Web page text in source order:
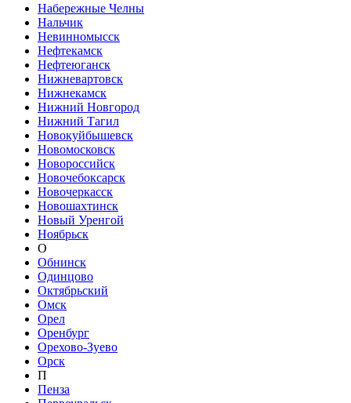
Набережные Челны
Нальчик
Невинномысск
Нефтекамск
Нефтеюганск
Нижневартовск
Нижнекамск
Нижний Новгород
Нижний Тагил
Новокуйбышевск
Новомосковск
Новороссийск
Новочебоксарск
Новочеркасск
Новошахтинск
Новый Уренгой
Ноябрьск
О
Обнинск
Одинцово
Октябрьский
Омск
Орел
Оренбург
Орехово-Зуево
Орск
П
Пенза